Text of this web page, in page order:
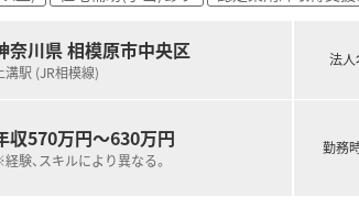
定薬剤師などの資格取得支援も充実してお
奈川県 相模原市中央区
溝駅 (JR相模線)
収570万円～630万円
験、スキルにより異なる。
法人
勤務